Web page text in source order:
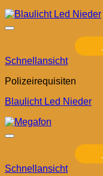
Schnellansicht
Polizeirequisiten
Blaulicht Led Nieder
Schnellansicht